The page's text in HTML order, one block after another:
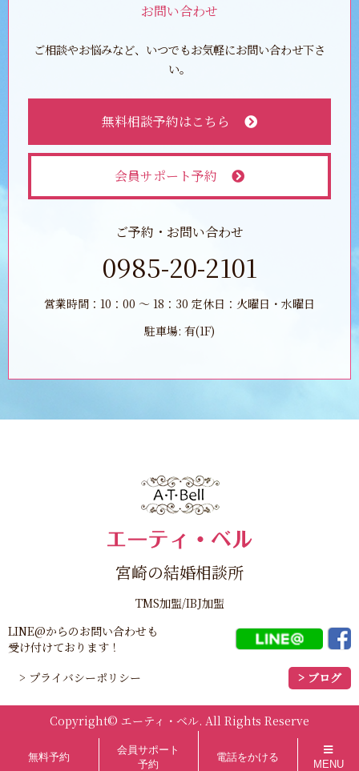
お問い合わせ
ご相談やお悩みなど、いつでもお気軽にお問い合わせ下さ
い。
無料相談予約はこちら
会員サポート予約
ご予約・お問い合わせ
0985-20-2101
営業時間：10：00 ～ 18：30 定休日：火曜日・水曜日
駐車場: 有(1F)
宮崎の結婚相談所
TMS加盟/IBJ加盟
LINE@からのお問い合わせも
受け付けております！
> プライバシーポリシー
> ブログ
Copyright© エーティ・ベル. All Rights Reserve
無料予約
会員サポート
予約
電話をかける
MENU